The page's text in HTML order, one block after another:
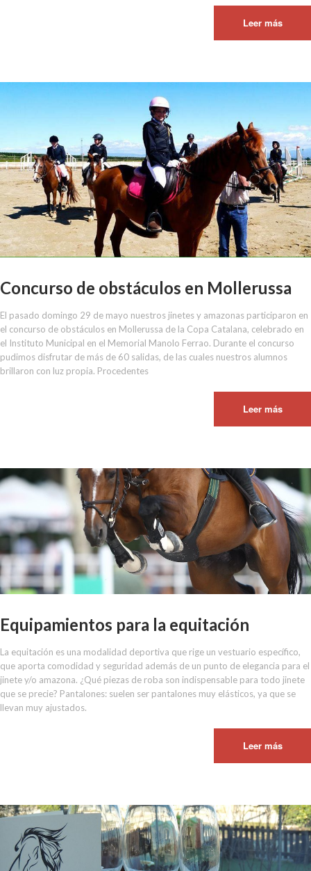
Leer más
Concurso de obstáculos en Mollerussa
El pasado domingo 29 de mayo nuestros jinetes y amazonas participaron en
el concurso de obstáculos en Mollerussa de la Copa Catalana, celebrado en
el Instituto Municipal en el Memorial Manolo Ferrao. Durante el concurso
pudimos disfrutar de más de 60 salidas, de las cuales nuestros alumnos
brillaron con luz propia. Procedentes
Leer más
Equipamientos para la equitación
La equitación es una modalidad deportiva que rige un vestuario específico,
que aporta comodidad y seguridad además de un punto de elegancia para el
jinete y/o amazona. ¿Qué piezas de roba son indispensable para todo jinete
que se precie? Pantalones: suelen ser pantalones muy elásticos, ya que se
llevan muy ajustados.
Leer más